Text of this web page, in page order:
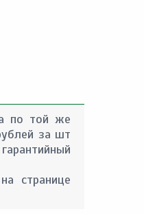
по той же
за шт
странице